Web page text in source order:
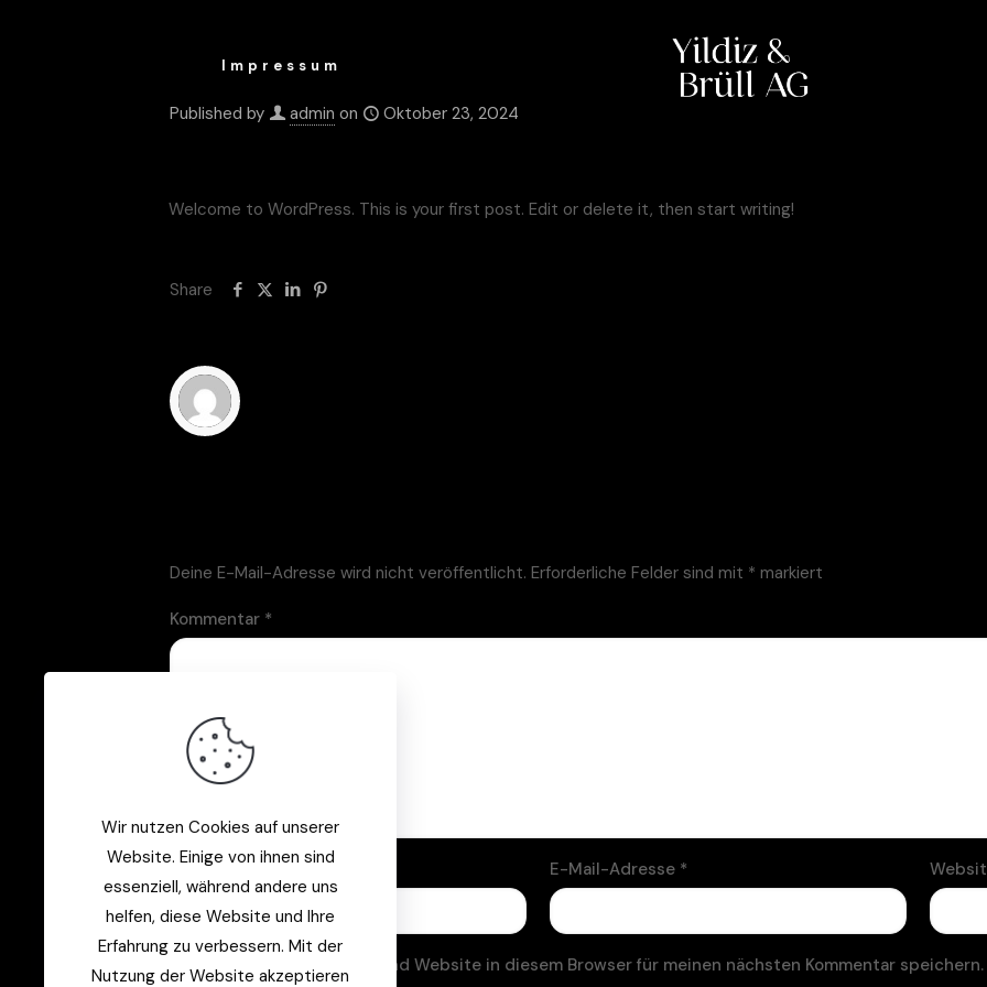
Impressum
Published by admin on Oktober 23, 2024
Welcome to WordPress. This is your first post. Edit or delete it, then start writing!
Share
Deine E-Mail-Adresse wird nicht veröffentlicht. Erforderliche Felder sind mit * markiert
Kommentar *
Name* E-Mail-Adresse *
Name, E-Mail-Adresse und Website in diesem Browser für meinen nächsten Kommentar speichern.
Wir nutzen Cookies auf unserer
Website. Einige von ihnen sind
essenziell, während andere uns
helfen, diese Website und Ihre
Erfahrung zu verbessern. Mit der
Nutzung der Website akzeptieren